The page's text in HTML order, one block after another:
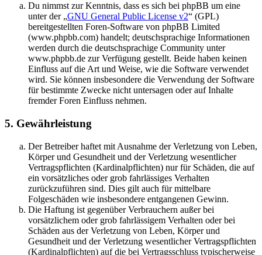
Du nimmst zur Kenntnis, dass es sich bei phpBB um eine
unter der „GNU General Public License v2“ (GPL)
bereitgestellten Foren-Software von phpBB Limited
(www.phpbb.com) handelt; deutschsprachige Informationen
werden durch die deutschsprachige Community unter
www.phpbb.de zur Verfügung gestellt. Beide haben keinen
Einfluss auf die Art und Weise, wie die Software verwendet
wird. Sie können insbesondere die Verwendung der Software
für bestimmte Zwecke nicht untersagen oder auf Inhalte
fremder Foren Einfluss nehmen.
5. Gewährleistung
Der Betreiber haftet mit Ausnahme der Verletzung von Leben,
Körper und Gesundheit und der Verletzung wesentlicher
Vertragspflichten (Kardinalpflichten) nur für Schäden, die auf
ein vorsätzliches oder grob fahrlässiges Verhalten
zurückzuführen sind. Dies gilt auch für mittelbare
Folgeschäden wie insbesondere entgangenen Gewinn.
Die Haftung ist gegenüber Verbrauchern außer bei
vorsätzlichem oder grob fahrlässigem Verhalten oder bei
Schäden aus der Verletzung von Leben, Körper und
Gesundheit und der Verletzung wesentlicher Vertragspflichten
(Kardinalpflichten) auf die bei Vertragsschluss typischerweise